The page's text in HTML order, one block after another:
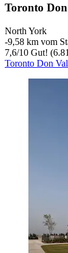
Toronto
North York
‐9,58 km vom
7,6/10 Gut!
Toronto Don